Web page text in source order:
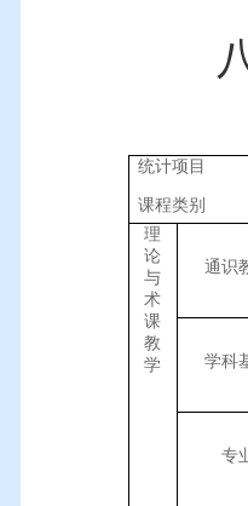
统计项目
课程类别
理
论
与
术
课
教
学
通识
学科
专